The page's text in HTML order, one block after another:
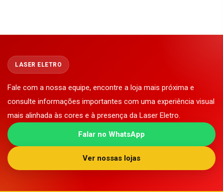
LASER ELETRO
Fale com a nossa equipe, encontre a loja mais próxima e
consulte informações importantes com uma experiência visual
mais alinhada às cores e à presença da Laser Eletro.
Falar no WhatsApp
Ver nossas lojas